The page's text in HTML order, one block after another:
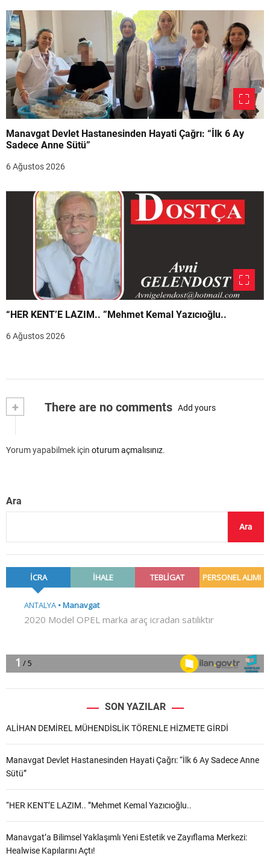
Manavgat Devlet Hastanesinden Hayati Çağrı: “İlk 6 Ay
Sadece Anne Sütü”
6 Ağustos 2026
“HER KENT’E LAZIM.. ”Mehmet Kemal Yazıcıoğlu..
6 Ağustos 2026
+ There are no comments Add yours
Yorum yapabilmek için oturum açmalısınız.
Ara
Ara
SON YAZILAR
ALİHAN DEMİREL MÜHENDİSLİK TÖRENLE HİZMETE GİRDİ
Manavgat Devlet Hastanesinden Hayati Çağrı: “İlk 6 Ay Sadece Anne
Sütü”
“HER KENT’E LAZIM.. ”Mehmet Kemal Yazıcıoğlu..
Manavgat’a Bilimsel Yaklaşımlı Yeni Estetik ve Zayıflama Merkezi:
Healwise Kapılarını Açtı!